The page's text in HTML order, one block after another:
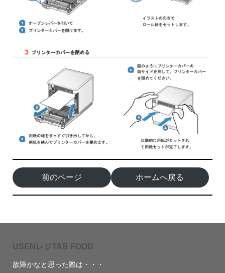
前のページ ホームへ戻る
USENレジTAB FOOD
故障かなと思った際は・・・